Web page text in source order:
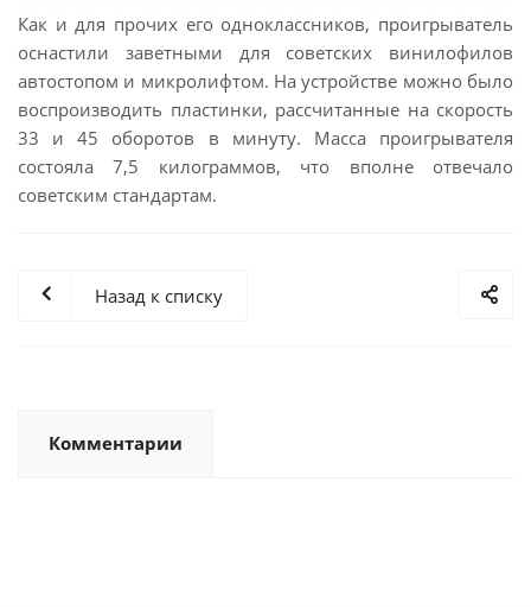
Как и для прочих его одноклассников, проигрыватель
оснастили заветными для советских винилофилов
автостопом и микролифтом. На устройстве можно было
воспроизводить пластинки, рассчитанные на скорость
33 и 45 оборотов в минуту. Масса проигрывателя
состояла 7,5 килограммов, что вполне отвечало
советским стандартам.
Назад к списку
Комментарии